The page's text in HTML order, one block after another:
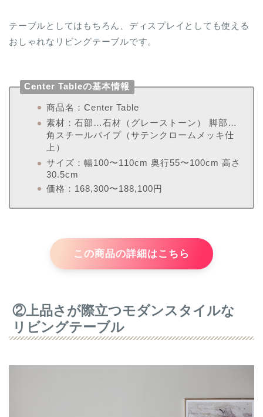
テーブルとしてはもちろん、ディスプレイとしても使える
おしゃれなリビングテーブルです。
Center Tableの基本情報
商品名：Center Table
素材：石部…石材（グレーストーン） 脚部…
角スチールパイプ（サテンクロームメッキ仕
上）
サイズ：幅100〜110cm 奥行55〜100cm 高さ
30.5cm
価格：168,300〜188,100円
この商品の詳細はこちら
②上品さが際立つモダンスタイルな
リビングテーブル